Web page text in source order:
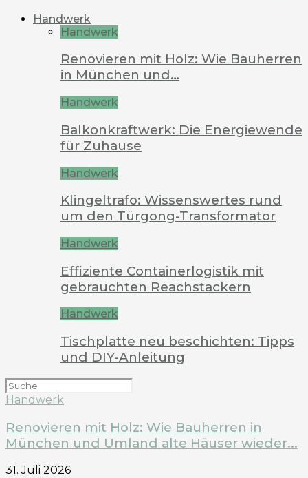
Handwerk
Handwerk
Renovieren mit Holz: Wie Bauherren
in München und…
Handwerk
Balkonkraftwerk: Die Energiewende
für Zuhause
Handwerk
Klingeltrafo: Wissenswertes rund
um den Türgong-Transformator
Handwerk
Effiziente Containerlogistik mit
gebrauchten Reachstackern
Handwerk
Tischplatte neu beschichten: Tipps
und DIY-Anleitung
Handwerk
Renovieren mit Holz: Wie Bauherren in
München und Umland alte Häuser wieder...
31. Juli 2026